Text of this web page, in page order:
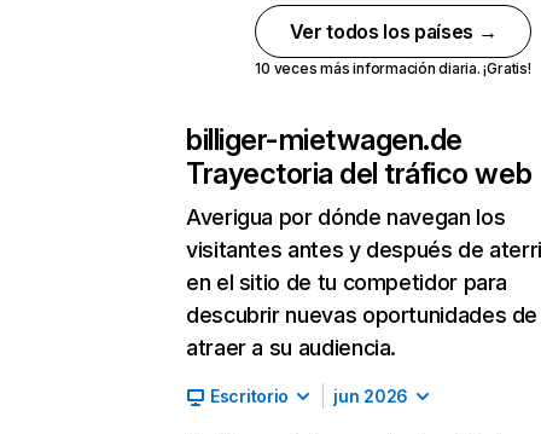
Ver todos los países →
10 veces más información diaria. ¡Gratis!
billiger-mietwagen.de
Trayectoria del tráfico web
Averigua por dónde navegan los
visitantes antes y después de
en el sitio de tu competidor para
descubrir nuevas oportunidades de
atraer a su audiencia.
Escritorio jun 2026